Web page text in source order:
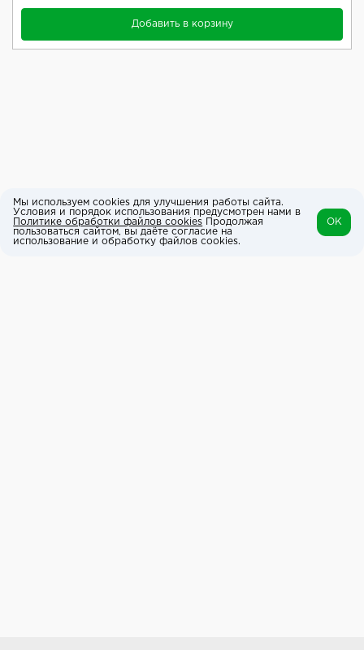
Добавить в корзину
Мы используем cookies для улучшения работы сайта.
Условия и порядок использования предусмотрен нами в
Политике обработки файлов cookies Продолжая
пользоваться сайтом, вы даёте согласие на
использование и обработку файлов cookies.
OK